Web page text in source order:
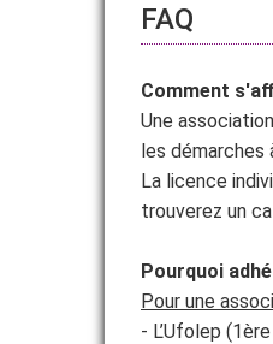
ACTIVITÉS
PROJETS
FORMATIONS
FAQ
Comment
Une
les démarches
La licence
trouverez un
Pourquoi
Pour une
- L’Ufolep